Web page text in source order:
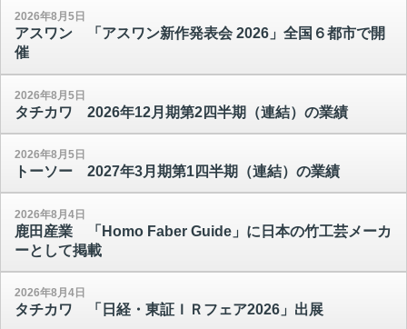
2026年8月5日
アスワン 「アスワン新作発表会 2026」全国６都市で開
催
2026年8月5日
タチカワ 2026年12月期第2四半期（連結）の業績
2026年8月5日
トーソー 2027年3月期第1四半期（連結）の業績
2026年8月4日
鹿田産業 「Homo Faber Guide」に日本の竹工芸メーカ
ーとして掲載
2026年8月4日
タチカワ 「日経・東証ＩＲフェア2026」出展